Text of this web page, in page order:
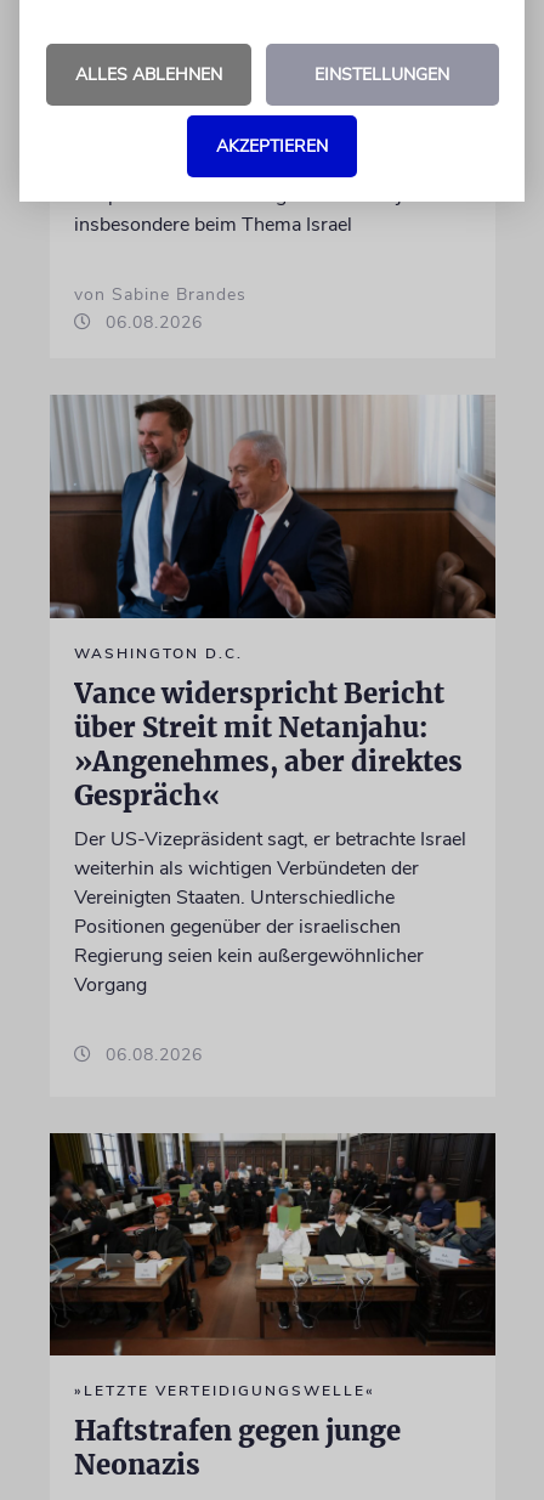
VORURTEILE
Können wir mal reden?
Warum persönliche Begegnungen und
Gespräche heute wichtiger sind denn je –
insbesondere beim Thema Israel
von Sabine Brandes
06.08.2026
WASHINGTON D.C.
Vance widerspricht Bericht
über Streit mit Netanjahu:
»Angenehmes, aber direktes
Gespräch«
Der US-Vizepräsident sagt, er betrachte Israel
weiterhin als wichtigen Verbündeten der
Vereinigten Staaten. Unterschiedliche
Positionen gegenüber der israelischen
Regierung seien kein außergewöhnlicher
Vorgang
06.08.2026
»LETZTE VERTEIDIGUNGSWELLE«
Haftstrafen gegen junge
Neonazis
ALLES ABLEHNEN EINSTELLUNGEN
AKZEPTIEREN